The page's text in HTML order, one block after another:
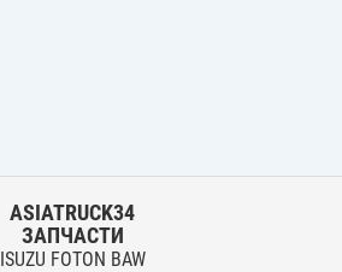
ASIATRUCK34
ЗАПЧАСТИ
ISUZU FOTON BAW